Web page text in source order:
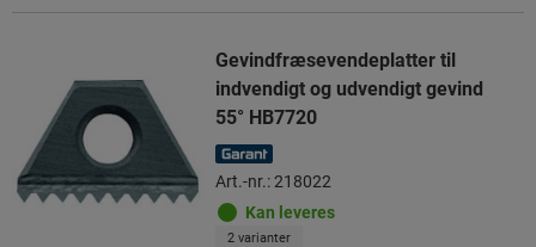
Gevindfræsevendeplatter til
indvendigt og udvendigt gevind
55° HB7720
Art.-nr.: 218022
Kan leveres
2 varianter